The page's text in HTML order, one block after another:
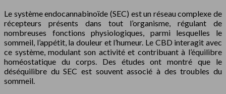
Le système endocannabinoïde (SEC) est un réseau complexe de
récepteurs présents dans tout l’organisme, régulant de
nombreuses fonctions physiologiques, parmi lesquelles le
sommeil, l’appétit, la douleur et l’humeur. Le CBD interagit avec
ce système, modulant son activité et contribuant à l’équilibre
homéostatique du corps. Des études ont montré que le
déséquilibre du SEC est souvent associé à des troubles du
sommeil.